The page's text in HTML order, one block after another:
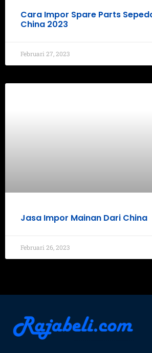
Cara Impor Spare Parts
China 2023
Februari 27, 2023
Jasa Impor Mainan Dari China
Februari 26, 2023